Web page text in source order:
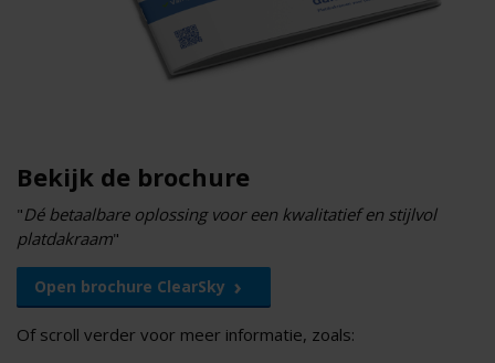
Bekijk de brochure
"Dé betaalbare oplossing voor een kwalitatief en stijlvol
platdakraam"
Open brochure ClearSky
Of scroll verder voor meer informatie, zoals: